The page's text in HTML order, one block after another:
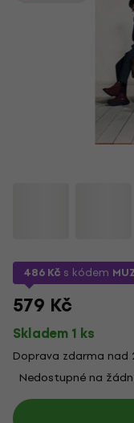
486 Kč s kódem
579 Kč
Skladem 1 ks
Doprava zdarma nad
Nedostupné na